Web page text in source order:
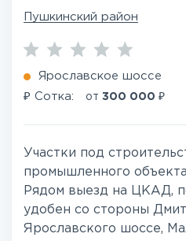
Пушкинский район
Ярославское шоссе
₽ Сотка: от 300 000 ₽
Участки под
промышленного
Рядом выезд на ЦКАД,
удобен со стороны
Ярославского шоссе,